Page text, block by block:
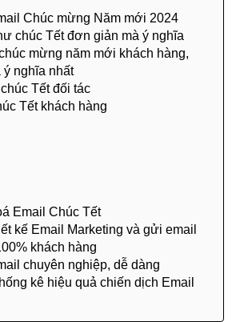
Chúc mừng Năm mới 2024
chúc Tết đơn giản mà ý nghĩa
mừng năm mới khách hàng,
ý nghĩa nhất
Tết đối tác
Tết khách hàng
Email Chúc Tết
kế Email Marketing và gửi email
khách hàng
chuyên nghiệp, dễ dàng
kê hiệu quả chiến dịch Email